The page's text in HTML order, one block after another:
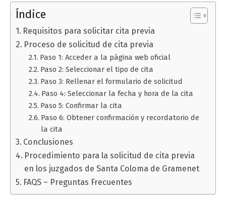
Índice
Requisitos para solicitar cita previa
Proceso de solicitud de cita previa
Paso 1: Acceder a la página web oficial
Paso 2: Seleccionar el tipo de cita
Paso 3: Rellenar el formulario de solicitud
Paso 4: Seleccionar la fecha y hora de la cita
Paso 5: Confirmar la cita
Paso 6: Obtener confirmación y recordatorio de
la cita
Conclusiones
Procedimiento para la solicitud de cita previa
en los juzgados de Santa Coloma de Gramenet
FAQS – Preguntas Frecuentes